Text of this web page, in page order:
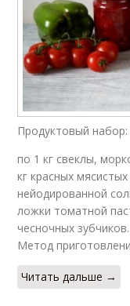
Продуктовый набор:
по 1 кг свеклы,
кг красных
нейодированной
ложки томатной
чесночных зубчиков.
Метод
Читать дальше →